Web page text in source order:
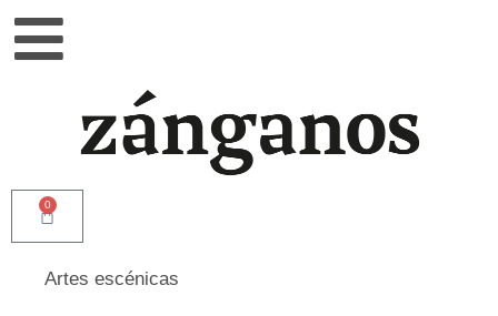
0
Artes escénicas